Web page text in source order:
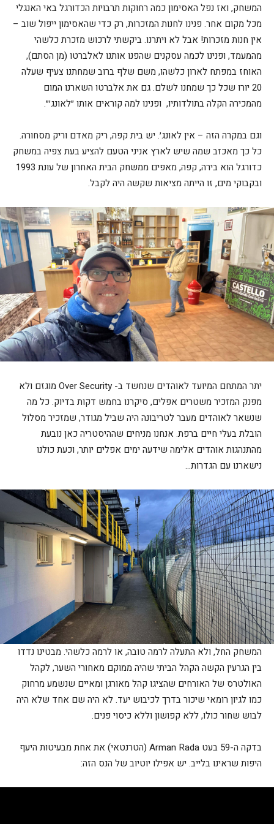
המשחק, ואז נפל האסימון כמה רחוקות תרבויות הכדורגל באי האנגלי
מכל מקום אחר. פנינו לחנות המזכרות, רק כדי שהאסימון ייפול שוב –
אין חנות מזכרות! אבל לא ויתרנו. ביקשתי לרכוש מזכרת כלשהי
מהמעמד, ופנינו לכמה עסקנים שהפנו אותנו לאלברטו (מן הסתם),
האוחז במפתח לארון כלשהו, משם שלף ברוב שמחתנו צעיף שעלה
20 יורו שכל כך שמחנו לשלם. גם את אלברטו השארנו המום
מהמכירה הקלה בתולדותיו, ופנינו למה קוראים אותו ״לאונג׳״.
וגם במקרה הזה – אין לאונג׳. יש בית קפה, ריק מאדם וריק מסחורה.
כל כך מאכזב שמה שיש לארץ אניני הטעם להציע בעת צפיה במשחק
כדורגל הוא בירה, קפה, מאפים ממשחק הבית האחרון של עונת 1993
ובקבוקי מים, זו הייתה מציאות שקשה היה לקבל.
יתר המתחם המיועד לאוהדים שנחשד ב- Over Security מוגזם ולא
מפנק המזכיר משטרים אפלים, סיקרנו בחמש דקות בדיוק. כל מה
שנשאר לאוהדים מעבר לטריבונה היה שביל מגודר, שמזכיר מסלול
הובלת בעלי חיים ברפת. אנחנו מניחים שההיסטריה כאן נובעת
מהתנהגות אוהדים אלימה שידעה ימים אפלים יותר, וכעת כולנו
נישארנו עם הגדרות…
המשחק החל, ולא התעלה לרמה טובה, או לרמה כלשהי. מבטינו נדדו
בין הגרעין הקשה הקהל הביתי שהיה ממוקם מאחורי השער, לקהל
האולטרס של האורחים שהציגו קהל מאורגן ומאיים שנשמע מרחוק
כמו לגיון רומאי שיכור בדרך לכיבוש יעד. לא היה שם אחד שלא היה
לבוש שחור כולו, ללא קפושון וללא כיסוי פנים.
בדקה ה-59 בעט Arman Rada (הטרנטאי) את אחת מבעיטות היעף
היפות שראינו בלייב. יש אפילו יוטיוב של הנס הזה: